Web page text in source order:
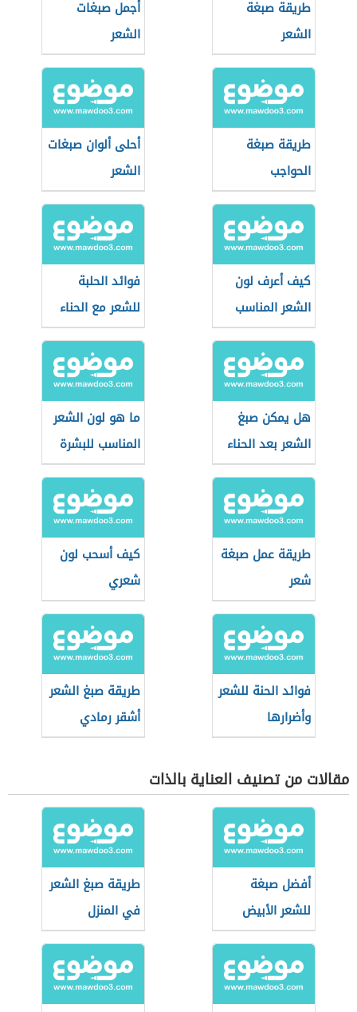
طريقة صبغة
الشعر
أجمل صبغات
الشعر
طريقة صبغة
الحواجب
أحلى ألوان صبغات
الشعر
كيف أعرف لون
الشعر المناسب
لي
فوائد الحلبة
للشعر مع الحناء
هل يمكن صبغ
الشعر بعد الحناء
السوداء
ما هو لون الشعر
المناسب للبشرة
السمراء
طريقة عمل صبغة
شعر
كيف أسحب لون
شعري
فوائد الحنة للشعر
وأضرارها
طريقة صبغ الشعر
أشقر رمادي
زيتوني
مقالات من تصنيف العناية بالذات
أفضل صبغة
للشعر الأبيض
طريقة صبغ الشعر
في المنزل